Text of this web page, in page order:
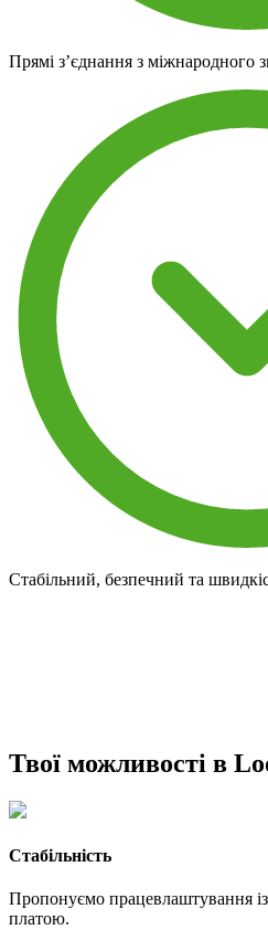
Прямі з’єднання з міжнародного
Стабільний, безпечний та
Твої можливості в
Стабільність
Пропонуємо працевлаштування
платою.